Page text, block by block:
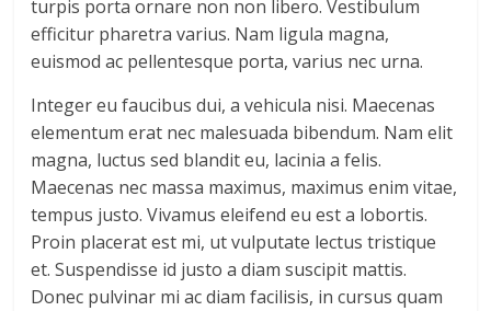
turpis porta ornare non non libero. Vestibulum
efficitur pharetra varius. Nam ligula magna,
euismod ac pellentesque porta, varius nec urna.
Integer eu faucibus dui, a vehicula nisi. Maecenas
elementum erat nec malesuada bibendum. Nam elit
magna, luctus sed blandit eu, lacinia a felis.
Maecenas nec massa maximus, maximus enim vitae,
tempus justo. Vivamus eleifend eu est a lobortis.
Proin placerat est mi, ut vulputate lectus tristique
et. Suspendisse id justo a diam suscipit mattis.
Donec pulvinar mi ac diam facilisis, in cursus quam